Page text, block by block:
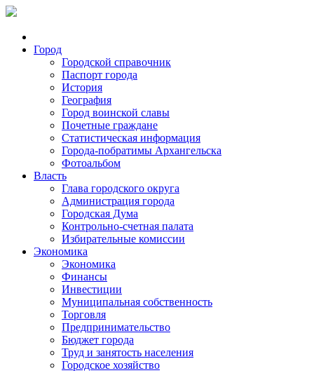
Город
Городской справочник
Паспорт города
История
География
Город воинской славы
Почетные граждане
Статистическая информация
Города-побратимы Архангельска
Фотоальбом
Власть
Глава городского округа
Администрация города
Городская Дума
Контрольно-счетная палата
Избирательные комиссии
Экономика
Экономика
Финансы
Инвестиции
Муниципальная собственность
Торговля
Предпринимательство
Бюджет города
Труд и занятость населения
Городское хозяйство